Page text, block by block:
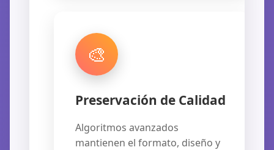
🎨
Preservación de Calidad
Algoritmos avanzados
mantienen el formato, diseño y